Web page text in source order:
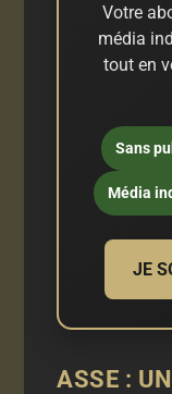
Votre
média
tout en
Sans
Média
JE
ASSE :